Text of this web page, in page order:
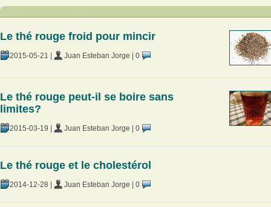
Le thé rouge froid pour mincir
2015-05-21 Juan Esteban Jorge 0
Le thé rouge peut-il se boire sans
limites?
2015-03-19 Juan Esteban Jorge 0
Le thé rouge et le cholestérol
2014-12-28 Juan Esteban Jorge 0